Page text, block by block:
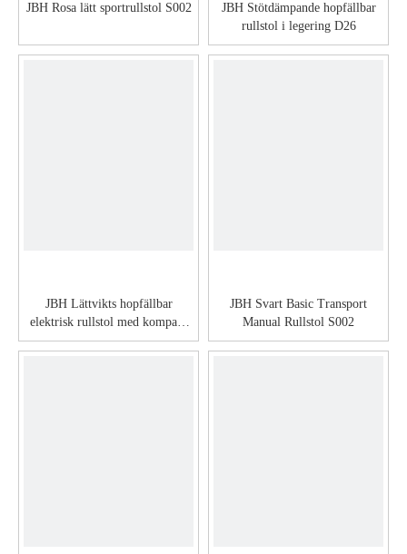
JBH Rosa lätt sportrullstol S002
JBH Stötdämpande hopfällbar
rullstol i legering D26
JBH Lättvikts hopfällbar
elektrisk rullstol med kompakt
storlek D23
JBH Svart Basic Transport
Manual Rullstol S002